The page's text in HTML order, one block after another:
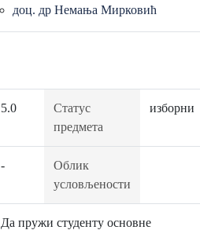
доц. др Немања Мирковић
5.0
Статус
предмета
изборни
-
Облик
условљености
Да пружи студенту основне